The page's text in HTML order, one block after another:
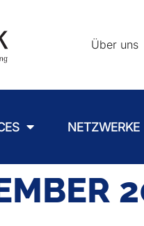
Über uns
NETZWERKE